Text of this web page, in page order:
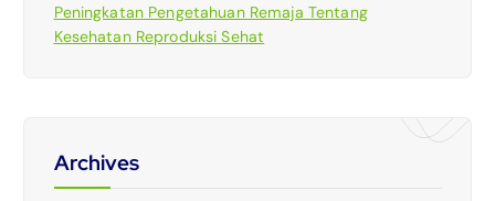
Peningkatan Pengetahuan Remaja Tentang
Kesehatan Reproduksi Sehat
Archives